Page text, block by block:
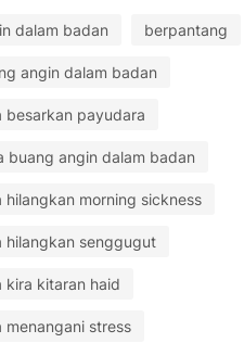
dalam badan berpantang
angin dalam badan
besarkan payudara
buang angin dalam badan
hilangkan morning sickness
hilangkan senggugut
kira kitaran haid
menangani stress